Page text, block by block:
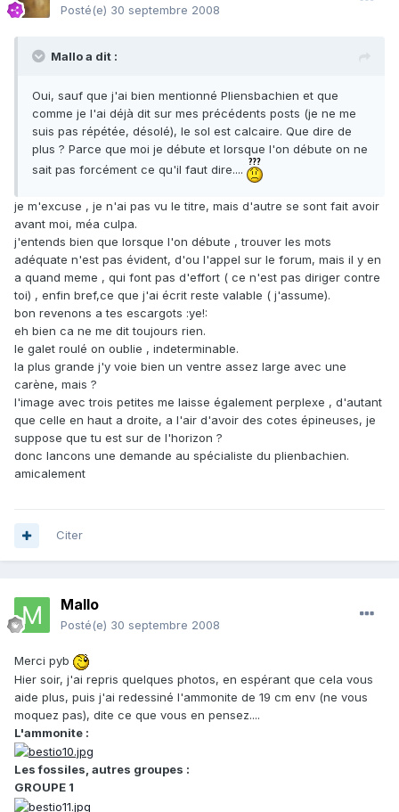
Posté(e) 30 septembre 2008
Mallo a dit :
Oui, sauf que j'ai bien mentionné Pliensbachien et que
comme je l'ai déjà dit sur mes précédents posts (je ne me
suis pas répétée, désolé), le sol est calcaire. Que dire de
plus ? Parce que moi je débute et lorsque l'on débute on ne
sait pas forcément ce qu'il faut dire....
je m'excuse , je n'ai pas vu le titre, mais d'autre se sont fait avoir
avant moi, méa culpa.
j'entends bien que lorsque l'on débute , trouver les mots
adéquate n'est pas évident, d'ou l'appel sur le forum, mais il y en
a quand meme , qui font pas d'effort ( ce n'est pas diriger contre
toi) , enfin bref,ce que j'ai écrit reste valable ( j'assume).
bon revenons a tes escargots :ye!:
eh bien ca ne me dit toujours rien.
le galet roulé on oublie , indeterminable.
la plus grande j'y voie bien un ventre assez large avec une
carène, mais ?
l'image avec trois petites me laisse également perplexe , d'autant
que celle en haut a droite, a l'air d'avoir des cotes épineuses, je
suppose que tu est sur de l'horizon ?
donc lancons une demande au spécialiste du plienbachien.
amicalement
Citer
Mallo
Posté(e) 30 septembre 2008
Merci pyb
Hier soir, j'ai repris quelques photos, en espérant que cela vous
aide plus, puis j'ai redessiné l'ammonite de 19 cm env (ne vous
moquez pas), dite ce que vous en pensez....
L'ammonite :
Les fossiles, autres groupes :
GROUPE 1